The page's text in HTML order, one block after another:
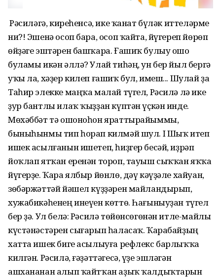
Ә Рәсиләгә, киреһенсә, ике ҡанат бүләк иттеләрме
ни?! Эшенә осоп бара, осоп ҡайта, йүгереп йөрөп
өйҙәге эштәрен башҡара. Ғашиҡ булыу ошо
буламы икән әллә? Улай тиһәң, ун бер йыл бергә
уҡы ла, хәҙер килеп ғашиҡ бул, имеш... Шулай ҙа
Таһир элекке маңҡа малай түгел, Рәсилә лә ике
ҙур бантлы илаҡ ҡыҙҙан күптән үҫкән инде.
Мөхәббәт тә ошоноһон яраттырайыммы,
быныһынмы тип һорап килмәй шул. I Шыҡ итеп
ишек асылғанын ишетеп, һиҙгер бесәй, иҙрәп
йоҡлап ятҡан еренән тороп, тауыш сыҡҡан яҡҡа
йүгерҙе. Ҡара ялбыр йөнлө, дәү кәүҙәле хайуан,
зөбәржәттәй йәшел күҙҙәрен майландырып,
хужабикәһенең инеүен көттө. Һағыныуҙан түгел
бер ҙә. Ул белә: Рәсилә төйөнсөгөнән итле-майлы
күстәнәстәрен сығарып һаласаҡ. Ҡарабайҙың
хатта ишек биге асылыуға рефлекс барлыҡҡа
килгән. Рәсилә, ғәҙәттәгесә, үҙе эшләгән
ашхананан алып ҡайтҡан аҙыҡ ҡалдыҡтарын